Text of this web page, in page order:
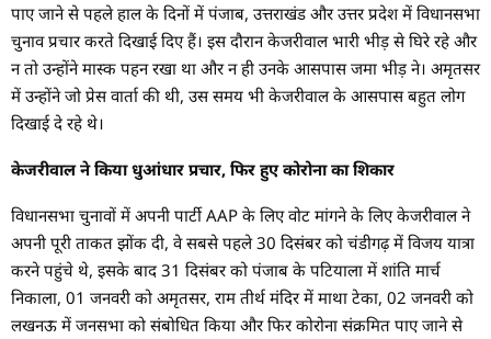
पाए जाने से पहले हाल के दिनों में पंजाब, उत्तराखंड और उत्तर प्रदेश में विधानसभा
चुनाव प्रचार करते दिखाई दिए हैं। इस दौरान केजरीवाल भारी भीड़ से घिरे रहे और
न तो उन्होंने मास्क पहन रखा था और न ही उनके आसपास जमा भीड़ ने। अमृतसर
में उन्होंने जो प्रेस वार्ता की थी, उस समय भी केजरीवाल के आसपास बहुत लोग
दिखाई दे रहे थे।
केजरीवाल ने किया धुआंधार प्रचार, फिर हुए कोरोना का शिकार
विधानसभा चुनावों में अपनी पार्टी AAP के लिए वोट मांगने के लिए केजरीवाल ने
अपनी पूरी ताकत झोंक दी, वे सबसे पहले 30 दिसंबर को चंडीगढ़ में विजय यात्रा
करने पहुंचे थे, इसके बाद 31 दिसंबर को पंजाब के पटियाला में शांति मार्च
निकाला, 01 जनवरी को अमृतसर, राम तीर्थ मंदिर में माथा टेका, 02 जनवरी को
लखनऊ में जनसभा को संबोधित किया और फिर कोरोना संक्रमित पाए जाने से